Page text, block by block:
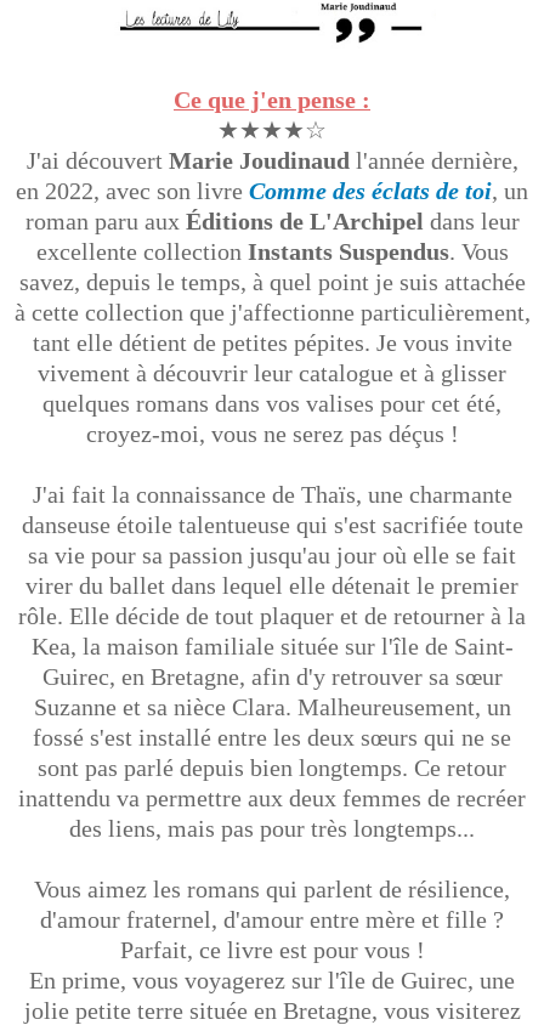
Ce que j'en pense :
★★★★☆
J'ai découvert Marie Joudinaud l'année dernière,
en 2022, avec son livre Comme des éclats de toi, un
roman paru aux Éditions de L'Archipel dans leur
excellente collection Instants Suspendus. Vous
savez, depuis le temps, à quel point je suis attachée
à cette collection que j'affectionne particulièrement,
tant elle détient de petites pépites. Je vous invite
vivement à découvrir leur catalogue et à glisser
quelques romans dans vos valises pour cet été,
croyez-moi, vous ne serez pas déçus !
J'ai fait la connaissance de Thaïs, une charmante
danseuse étoile talentueuse qui s'est sacrifiée toute
sa vie pour sa passion jusqu'au jour où elle se fait
virer du ballet dans lequel elle détenait le premier
rôle. Elle décide de tout plaquer et de retourner à la
Kea, la maison familiale située sur l'île de Saint-
Guirec, en Bretagne, afin d'y retrouver sa sœur
Suzanne et sa nièce Clara. Malheureusement, un
fossé s'est installé entre les deux sœurs qui ne se
sont pas parlé depuis bien longtemps. Ce retour
inattendu va permettre aux deux femmes de recréer
des liens, mais pas pour très longtemps...
Vous aimez les romans qui parlent de résilience,
d'amour fraternel, d'amour entre mère et fille ?
Parfait, ce livre est pour vous !
En prime, vous voyagerez sur l'île de Guirec, une
jolie petite terre située en Bretagne, vous visiterez